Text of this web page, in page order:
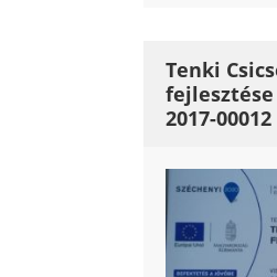
Tenki
fejlesztése
2017-00012